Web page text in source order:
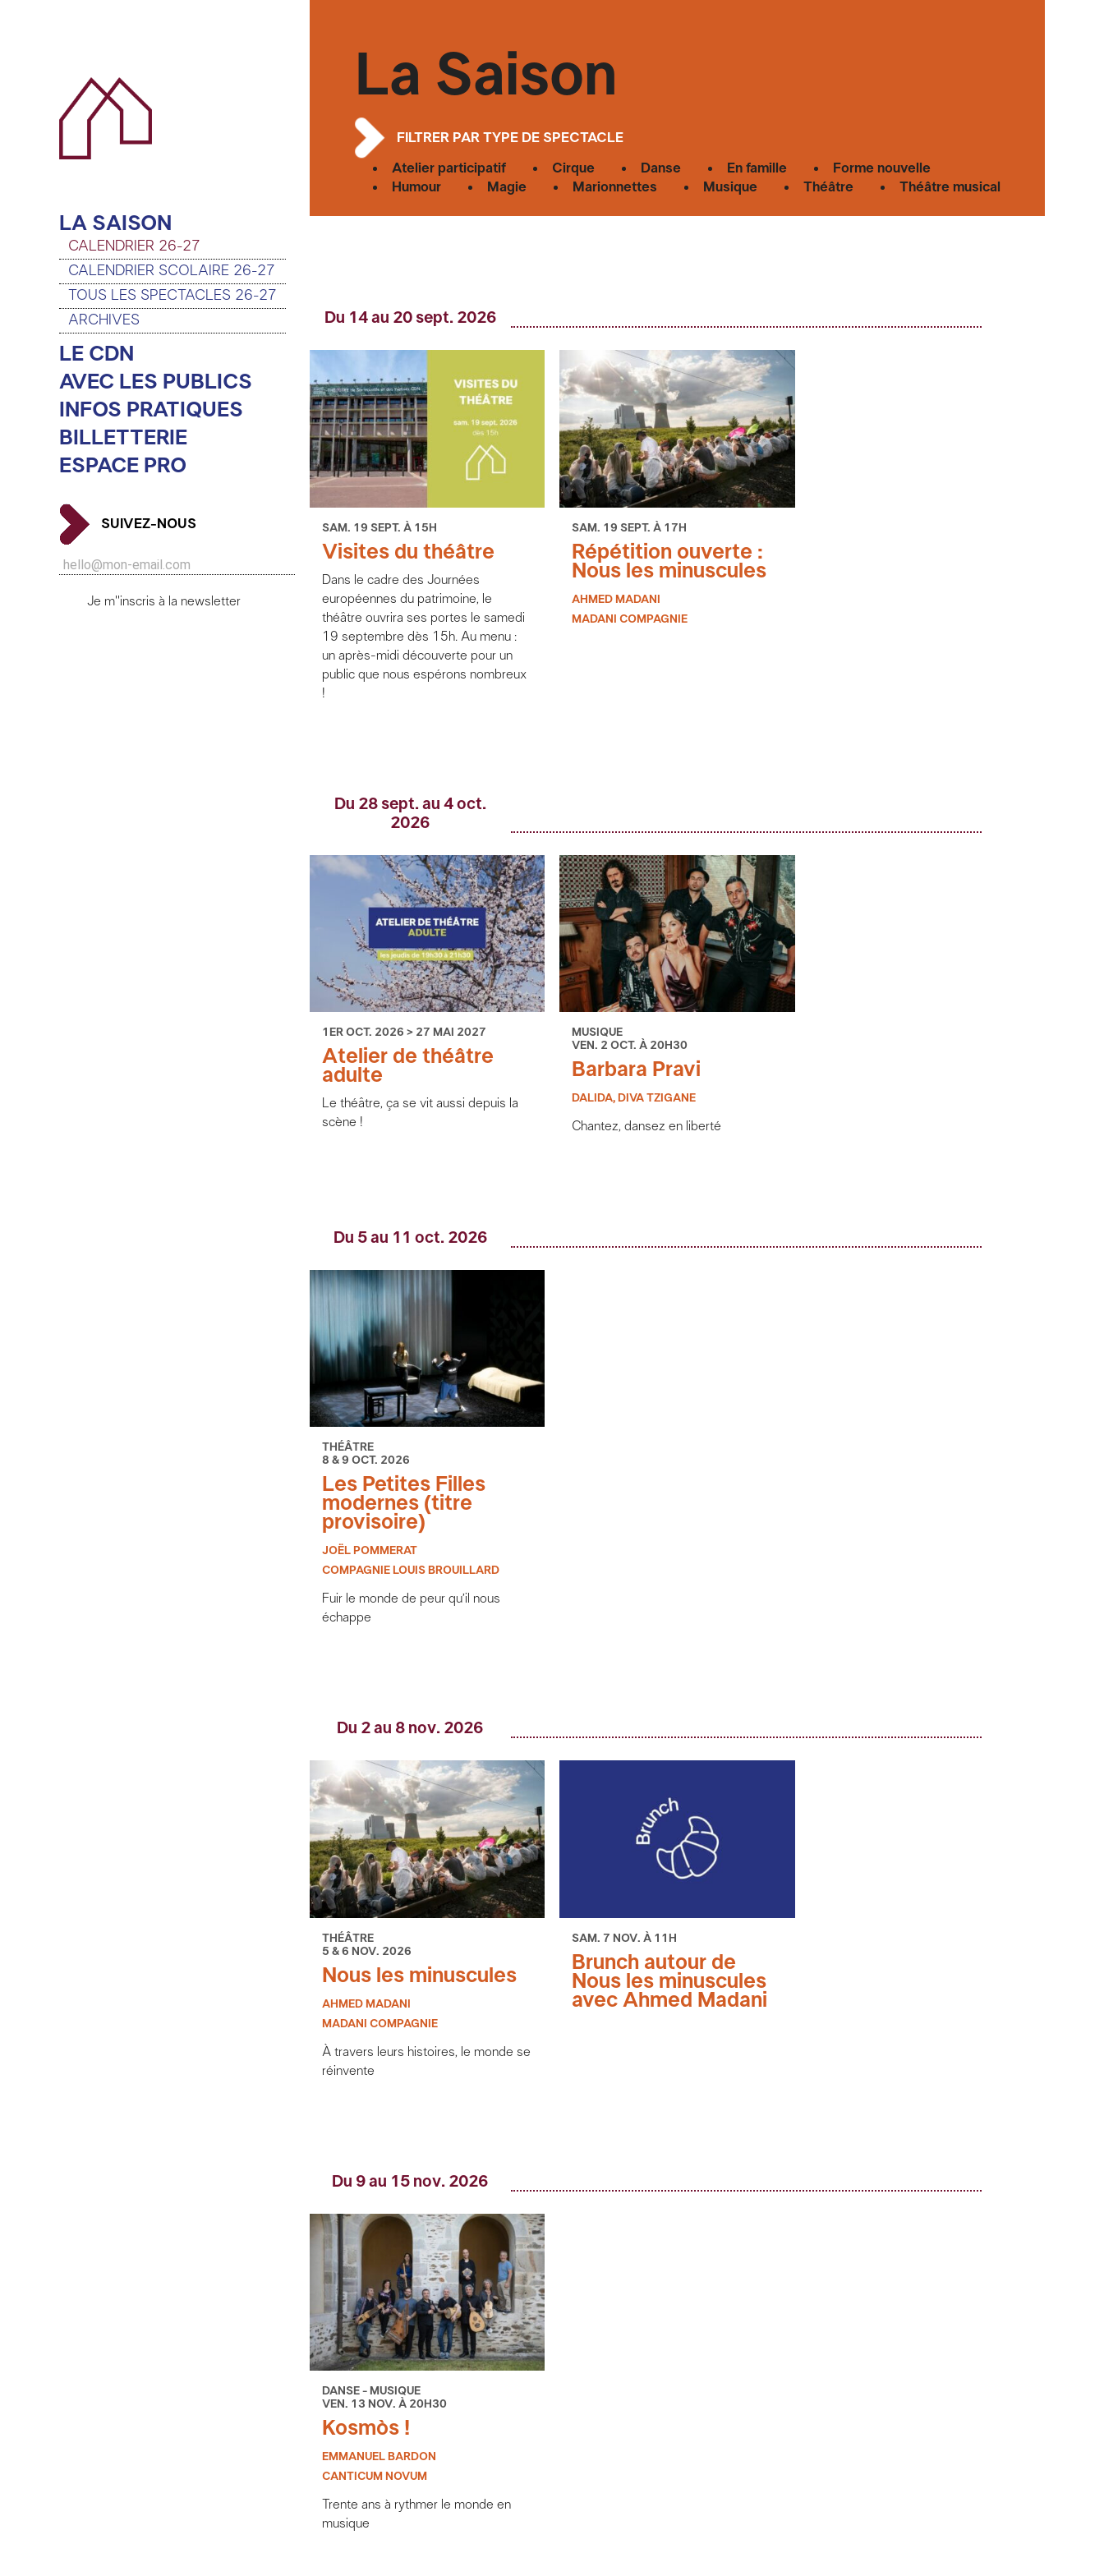
LA SAISON
CALENDRIER 26-27
CALENDRIER SCOLAIRE 26-27
TOUS LES SPECTACLES 26-27
ARCHIVES
LE CDN
AVEC LES PUBLICS
INFOS PRATIQUES
BILLETTERIE
ESPACE PRO
SUIVEZ-NOUS
Je m''inscris à la newsletter
La Saison
FILTRER PAR TYPE DE SPECTACLE
Atelier participatif Cirque Danse En famille
Forme nouvelle
Humour
Magie Marionnettes Musique Théâtre Théâtre musical
Du 14 au 20 sept. 2026
SAM. 19 SEPT. À 15H
Visites du théâtre
Dans le cadre des Journées
européennes du patrimoine, le
théâtre ouvrira ses portes le samedi
19 septembre dès 15h. Au menu :
un après-midi découverte pour un
public que nous espérons nombreux
!
SAM. 19 SEPT. À 17H
Répétition ouverte :
Nous les minuscules
AHMED MADANI
MADANI COMPAGNIE
Du 28 sept. au 4 oct.
2026
1ER OCT. 2026 > 27 MAI 2027
Atelier de théâtre
adulte
Le théâtre, ça se vit aussi depuis la
scène !
MUSIQUE
VEN. 2 OCT. À 20H30
Barbara Pravi
DALIDA, DIVA TZIGANE
Chantez, dansez en liberté
Du 5 au 11 oct. 2026
THÉÂTRE
8 & 9 OCT. 2026
Les Petites Filles
modernes (titre
provisoire)
JOËL POMMERAT
COMPAGNIE LOUIS BROUILLARD
Fuir le monde de peur qu’il nous
échappe
Du 2 au 8 nov. 2026
THÉÂTRE
5 & 6 NOV. 2026
Nous les minuscules
AHMED MADANI
MADANI COMPAGNIE
À travers leurs histoires, le monde se
réinvente
SAM. 7 NOV. À 11H
Brunch autour de
Nous les minuscules
avec Ahmed Madani
Du 9 au 15 nov. 2026
DANSE - MUSIQUE
VEN. 13 NOV. À 20H30
Kosmòs !
EMMANUEL BARDON
CANTICUM NOVUM
Trente ans à rythmer le monde en
musique